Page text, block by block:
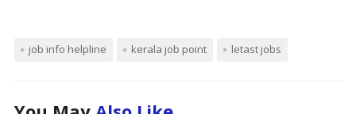
job info helpline kerala job point letast jobs